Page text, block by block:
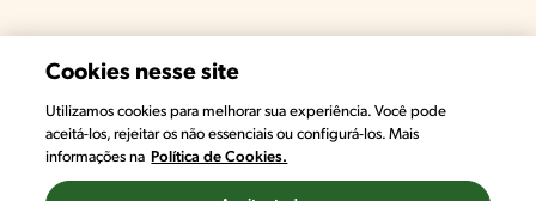
Cookies nesse site
Utilizamos cookies para melhorar sua experiência. Você pode
aceitá-los, rejeitar os não essenciais ou configurá-los. Mais
informações na Política de Cookies.